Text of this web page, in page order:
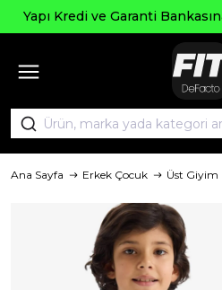
Yapı Kredi ve Garanti
Ana Sayfa Erkek Çocuk Üst Giyim